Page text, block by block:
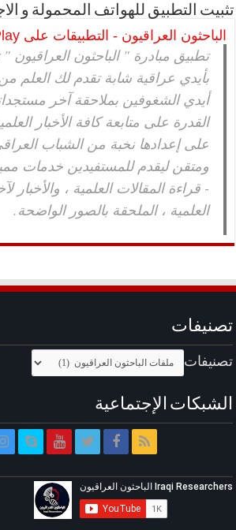
تثبيت التطبيق للهواتف المحمولة و
الباحثون العراقيون - التطبيقات على Google Play
تطبيق مبادرة " الباحثون
بأيدي عراقية شابة تقدم لك العلم من
أيدي الشغوفين بملاحقة آخر
القدرة على متابعة كافة الأخبار
على إعدادها نخبة من الشباب
ومتقن ليقدم للمستفيدين خدمات
- قراءة المقالات العلمية ، والأخبار
العلمية ، الملحقة بالصور الواضحة.
تصنيفات
تصنيفات
الشبكات الإجتماعية